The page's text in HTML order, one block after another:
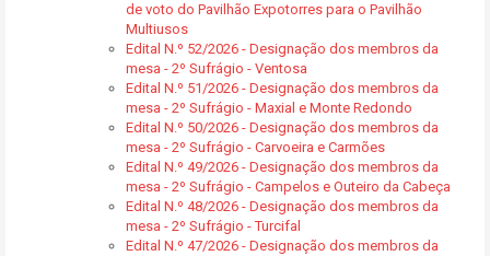
de voto do Pavilhão Expotorres para o Pavilhão
Multiusos
Edital N.º 52/2026 - Designação dos membros da
mesa - 2º Sufrágio - Ventosa
Edital N.º 51/2026 - Designação dos membros da
mesa - 2º Sufrágio - Maxial e Monte Redondo
Edital N.º 50/2026 - Designação dos membros da
mesa - 2º Sufrágio - Carvoeira e Carmões
Edital N.º 49/2026 - Designação dos membros da
mesa - 2º Sufrágio - Campelos e Outeiro da Cabeça
Edital N.º 48/2026 - Designação dos membros da
mesa - 2º Sufrágio - Turcifal
Edital N.º 47/2026 - Designação dos membros da